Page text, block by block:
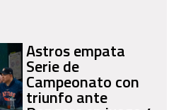
Astros empata
Serie de
Campeonato con
triunfo ante